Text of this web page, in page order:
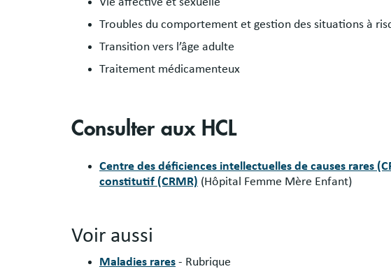
Troubles du comportement et gestion des situations à
Transition vers l’âge adulte
Traitement médicamenteux
Consulter aux HCL
Centre des déficiences intellectuelles de causes rares
constitutif (CRMR) (Hôpital Femme Mère Enfant)
Voir aussi
Maladies rares - Rubrique